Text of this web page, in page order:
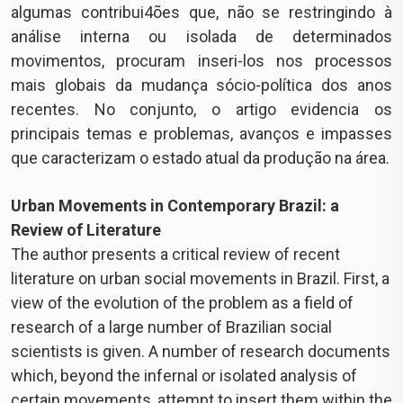
algumas contribui4ões que, não se restringindo à
análise interna ou isolada de determinados
movimentos, procuram inseri-los nos processos
mais globais da mudança sócio-política dos anos
recentes. No conjunto, o artigo evidencia os
principais temas e problemas, avanços e impasses
que caracterizam o estado atual da produção na área.
Urban Movements in Contemporary Brazil: a
Review of Literature
The author presents a critical review of recent
literature on urban social movements in Brazil. First, a
view of the evolution of the problem as a field of
research of a large number of Brazilian social
scientists is given. A number of research documents
which, beyond the infernal or isolated analysis of